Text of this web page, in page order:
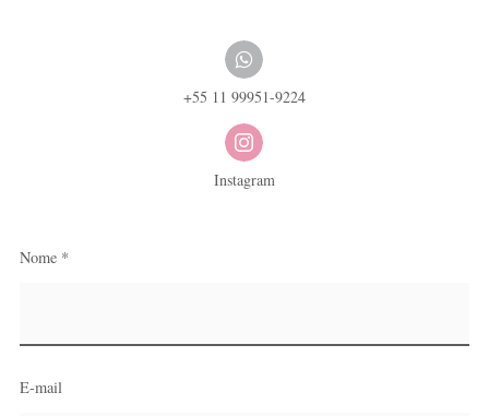
+55 11 99951-9224
Instagram
Nome *
E-mail